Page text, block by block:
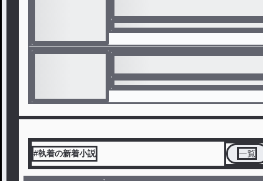
#執着の新着小説 一覧